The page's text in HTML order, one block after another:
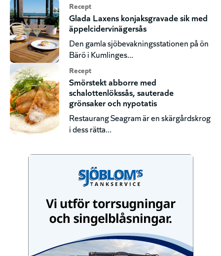
Recept
Glada Laxens konjaksgravade sik med
äppelcidervinägersås
Den gamla sjöbevakningsstationen på ön
Bärö i Kumlinges...
Recept
Smörstekt abborre med
schalottenlökssås, sauterade
grönsaker och nypotatis
Restaurang Seagram är en skärgårdskrog
i dess rätta...